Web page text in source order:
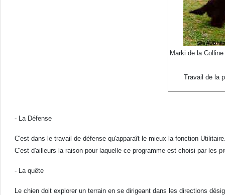
Marki de la
Travail de la
- La Défense
C'est dans le travail de défense qu'apparaît le mieux la fonction
C'est d'ailleurs la raison pour laquelle ce programme est choisi par les
- La quête
Le chien doit explorer un terrain en se dirigeant dans les directions